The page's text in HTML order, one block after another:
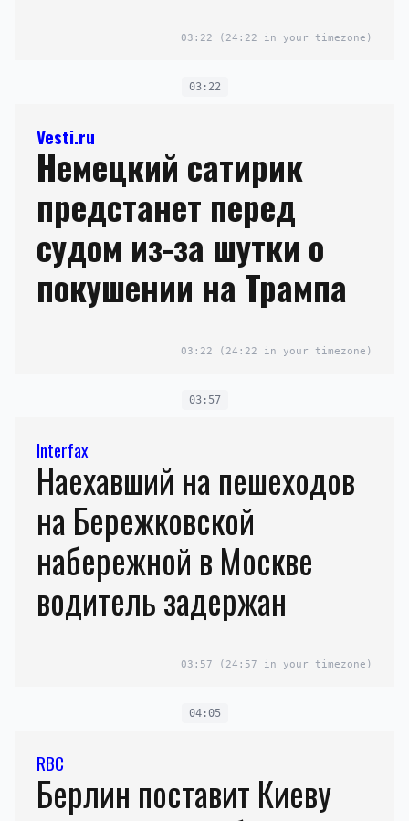
03:22 (24:22 in your timezone)
03:22
Vesti.ru
Немецкий сатирик
предстанет перед
судом из-за шутки о
покушении на Трампа
03:22 (24:22 in your timezone)
03:57
Interfax
Наехавший на пешеходов
на Бережковской
набережной в Москве
водитель задержан
03:57 (24:57 in your timezone)
04:05
RBC
Берлин поставит Киеву